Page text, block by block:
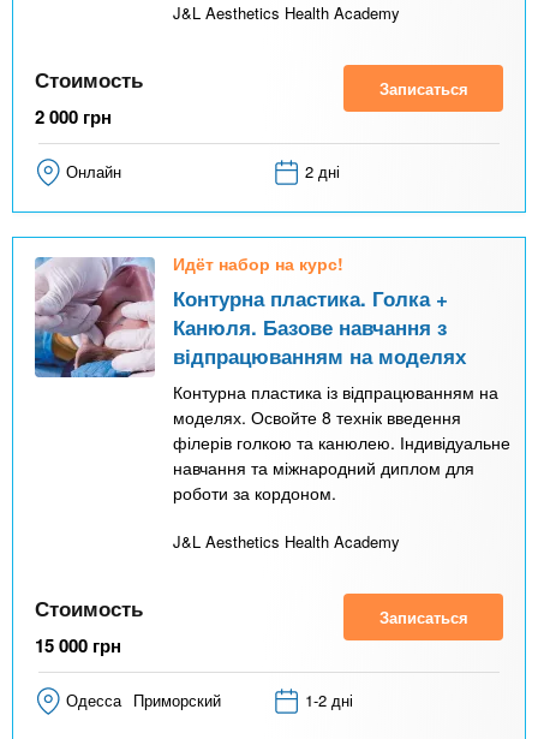
J&L Aesthetics Health Academy
Стоимость
2 000 грн
Записаться
Онлайн 2 дні
Идёт набор на курс!
Контурна пластика. Голка +
Канюля. Базове навчання з
відпрацюванням на моделях
Контурна пластика із відпрацюванням на
моделях. Освойте 8 технік введення
філерів голкою та канюлею. Індивідуальне
навчання та міжнародний диплом для
роботи за кордоном.
J&L Aesthetics Health Academy
Стоимость
15 000 грн
Записаться
Одесса Приморский 1-2 дні